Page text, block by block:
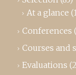
At a glance
Conferences
Courses and
Evaluations